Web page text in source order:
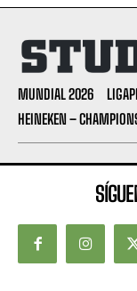
MUNDIAL 2026
HEINEKEN –